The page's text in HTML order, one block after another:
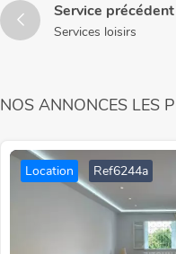
Service précédent
Services loisirs
NOS ANNONCES LES
Location Ref6244a